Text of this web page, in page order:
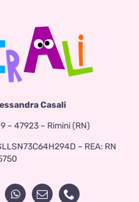
Casali
– 47923 – Rimini (RN)
– REA: RN